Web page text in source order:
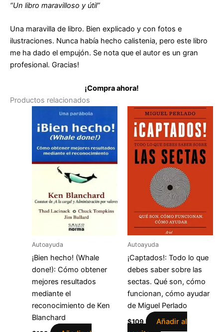
“Un libro maravilloso y útil”
Una maravilla de libro. Bien explicado y con fotos e
ilustraciones. Nunca había hecho calistenia, pero este libro
me ha dado el empujón. Se nota que el autor es un gran
profesional. Gracias!
¡Compra ahora!
Productos relacionados
Autoayuda
¡Bien hecho! (Whale
done!): Cómo obtener
mejores resultados
mediante el
reconocimiento de Ken
Blanchard
Autoayuda
¡Captados!: Todo lo que
debes saber sobre las
sectas. Qué son, cómo
funcionan, cómo ayudar
de Miguel Perlado
$109
Añadir al